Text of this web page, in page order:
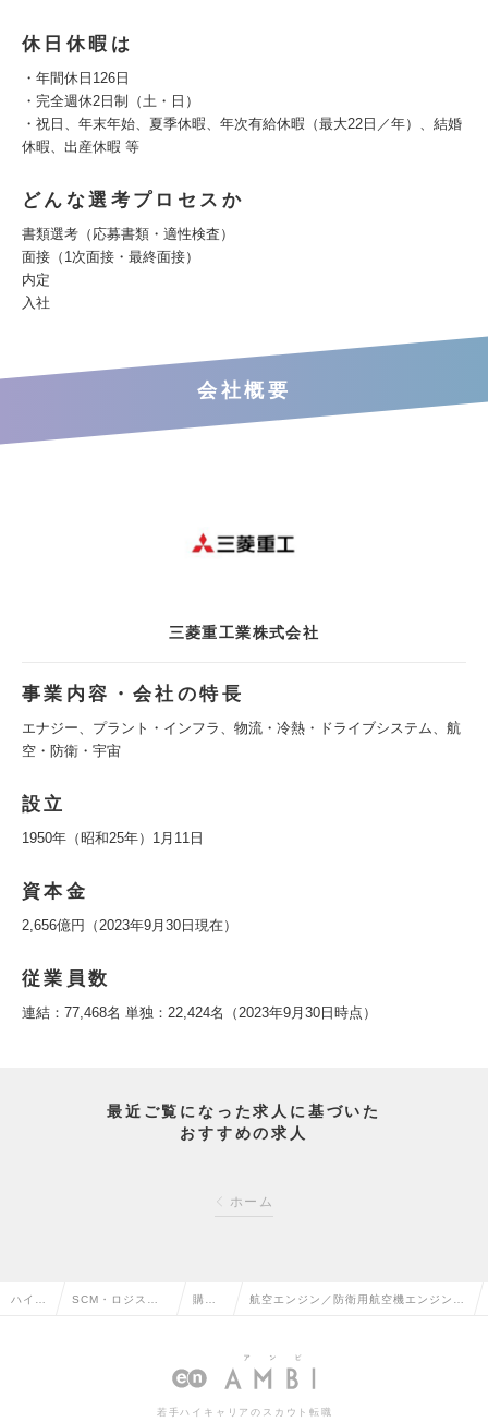
休日休暇は
・年間休日126日
・完全週休2日制（土・日）
・祝日、年末年始、夏季休暇、年次有給休暇（最大22日／年）、結婚
休暇、出産休暇 等
どんな選考プロセスか
書類選考（応募書類・適性検査）
面接（1次面接・最終面接）
内定
入社
会社概要
三菱重工業株式会社
事業内容・会社の特長
エナジー、プラント・インフラ、物流・冷熱・ドライブシステム、航
空・防衛・宇宙
設立
1950年（昭和25年）1月11日
資本金
2,656億円（2023年9月30日現在）
従業員数
連結：77,468名 単独：22,424名（2023年9月30日時点）
最近ご覧になった求人に基づいた
おすすめの求人
ホーム
ハイク SCM・ロジステ 購
調達
航空エンジン／防衛用航空機エンジン部
入計画策定及び管理業務の求人情報
若手ハイキャリアのスカウト転職